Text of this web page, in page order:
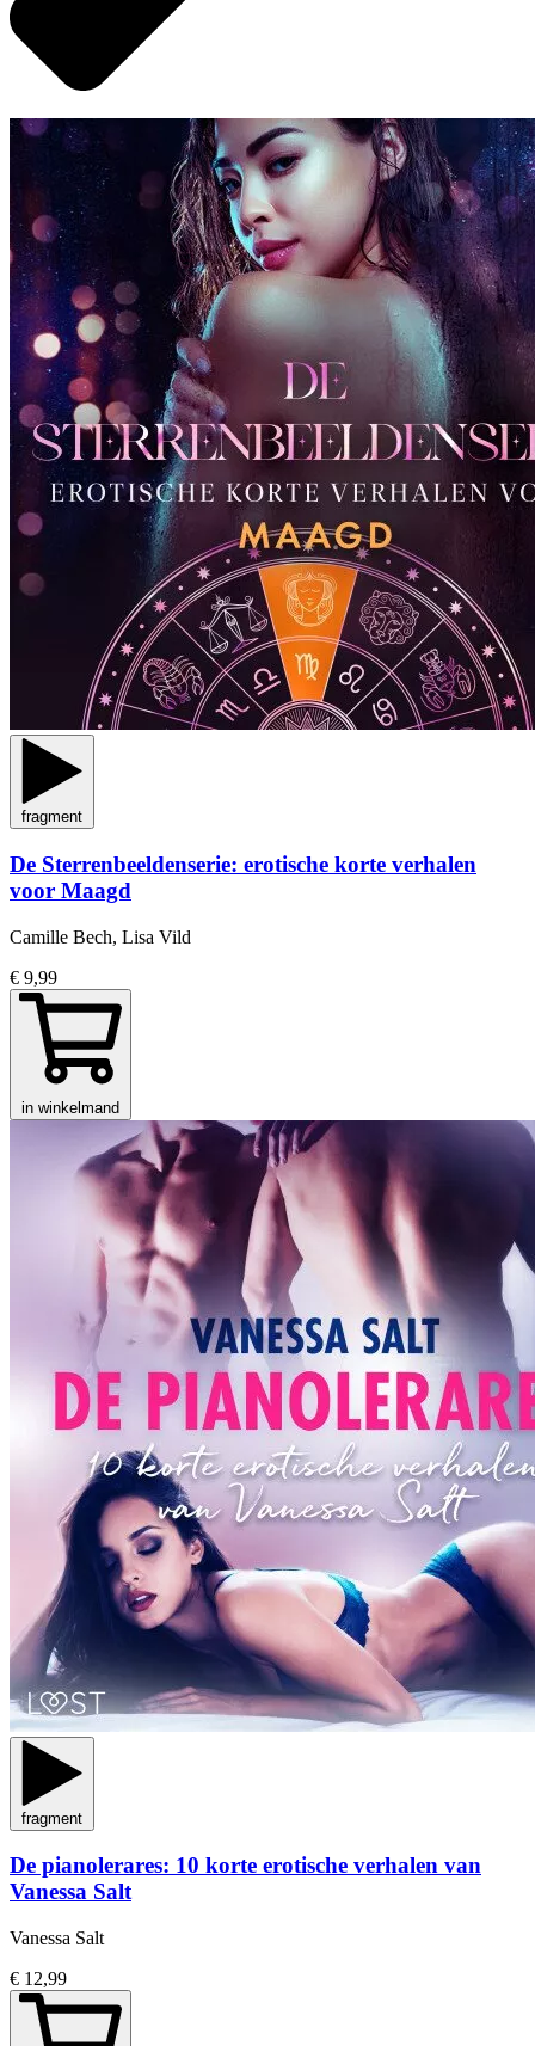
fragment
De Sterrenbeeldenserie: erotische korte verhalen
voor Maagd
Camille Bech, Lisa Vild
€ 9,99
in winkelmand
fragment
De pianolerares: 10 korte erotische verhalen van
Vanessa Salt
Vanessa Salt
€ 12,99